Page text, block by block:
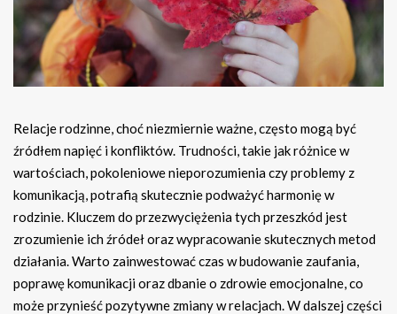
Relacje rodzinne, choć niezmiernie ważne, często mogą być
źródłem napięć i konfliktów. Trudności, takie jak różnice w
wartościach, pokoleniowe nieporozumienia czy problemy z
komunikacją, potrafią skutecznie podważyć harmonię w
rodzinie. Kluczem do przezwyciężenia tych przeszkód jest
zrozumienie ich źródeł oraz wypracowanie skutecznych metod
działania. Warto zainwestować czas w budowanie zaufania,
poprawę komunikacji oraz dbanie o zdrowie emocjonalne, co
może przynieść pozytywne zmiany w relacjach. W dalszej części